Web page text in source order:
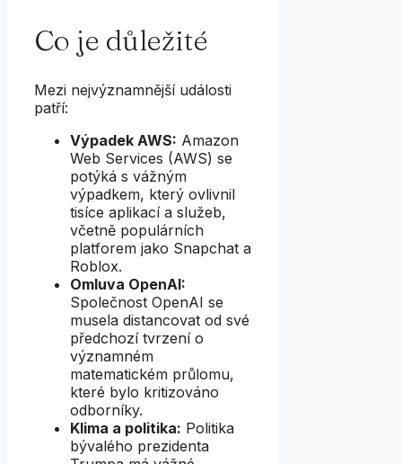
Co je důležité
Mezi nejvýznamnější události
patří:
Výpadek AWS: Amazon
Web Services (AWS) se
potýká s vážným
výpadkem, který ovlivnil
tisíce aplikací a služeb,
včetně populárních
platforem jako Snapchat a
Roblox.
Omluva OpenAI:
Společnost OpenAI se
musela distancovat od své
předchozí tvrzení o
významném
matematickém průlomu,
které bylo kritizováno
odborníky.
Klima a politika: Politika
bývalého prezidenta